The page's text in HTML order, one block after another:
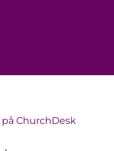
på ChurchDesk